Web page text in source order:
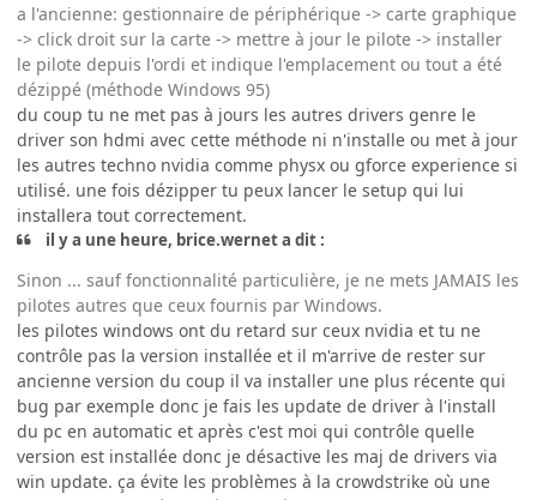
a l'ancienne: gestionnaire de périphérique -> carte graphique
-> click droit sur la carte -> mettre à jour le pilote -> installer
le pilote depuis l'ordi et indique l'emplacement ou tout a été
dézippé (méthode Windows 95)
du coup tu ne met pas à jours les autres drivers genre le
driver son hdmi avec cette méthode ni n'installe ou met à jour
les autres techno nvidia comme physx ou gforce experience si
utilisé. une fois dézipper tu peux lancer le setup qui lui
installera tout correctement.
il y a une heure, brice.wernet a dit :
Sinon ... sauf fonctionnalité particulière, je ne mets JAMAIS les
pilotes autres que ceux fournis par Windows.
les pilotes windows ont du retard sur ceux nvidia et tu ne
contrôle pas la version installée et il m'arrive de rester sur
ancienne version du coup il va installer une plus récente qui
bug par exemple donc je fais les update de driver à l'install
du pc en automatic et après c'est moi qui contrôle quelle
version est installée donc je désactive les maj de drivers via
win update. ça évite les problèmes à la crowdstrike où une